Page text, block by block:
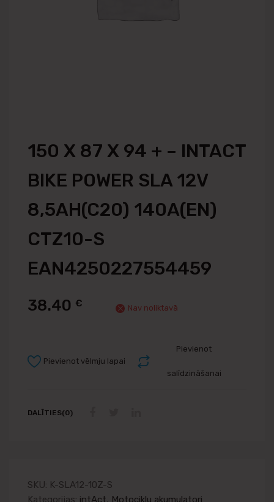
150 X 87 X 94 + – INTACT
BIKE POWER SLA 12V
8,5AH(C20) 140A(EN)
CTZ10-S
EAN4250227554459
38.40 € Nav noliktavā
Pievienot
salīdzināšanai
Pievienot vēlmju lapai
DALĪTIES(0)
SKU: K-SLA12-10Z-S
Kategorijas: intAct, Motociklu akumulatori